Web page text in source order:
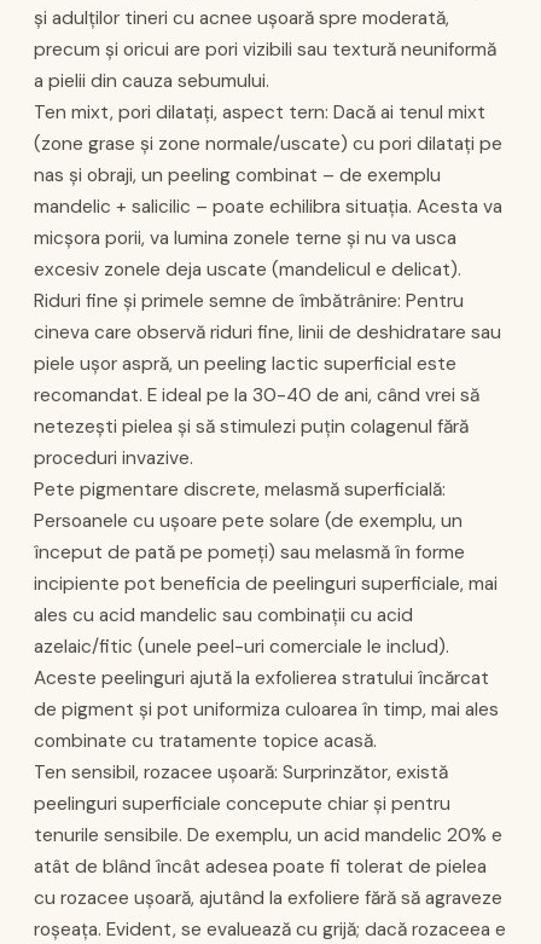
și adulților tineri cu acnee ușoară spre moderată,
precum și oricui are pori vizibili sau textură neuniformă
a pielii din cauza sebumului.
Ten mixt, pori dilatați, aspect tern: Dacă ai tenul mixt
(zone grase și zone normale/uscate) cu pori dilatați pe
nas și obraji, un peeling combinat – de exemplu
mandelic + salicilic – poate echilibra situația. Acesta va
micșora porii, va lumina zonele terne și nu va usca
excesiv zonele deja uscate (mandelicul e delicat).
Riduri fine și primele semne de îmbătrânire: Pentru
cineva care observă riduri fine, linii de deshidratare sau
piele ușor aspră, un peeling lactic superficial este
recomandat. E ideal pe la 30-40 de ani, când vrei să
netezești pielea și să stimulezi puțin colagenul fără
proceduri invazive.
Pete pigmentare discrete, melasmă superficială:
Persoanele cu ușoare pete solare (de exemplu, un
început de pată pe pomeți) sau melasmă în forme
incipiente pot beneficia de peelinguri superficiale, mai
ales cu acid mandelic sau combinații cu acid
azelaic/fitic (unele peel-uri comerciale le includ).
Aceste peelinguri ajută la exfolierea stratului încărcat
de pigment și pot uniformiza culoarea în timp, mai ales
combinate cu tratamente topice acasă.
Ten sensibil, rozacee ușoară: Surprinzător, există
peelinguri superficiale concepute chiar și pentru
tenurile sensibile. De exemplu, un acid mandelic 20% e
atât de blând încât adesea poate fi tolerat de pielea
cu rozacee ușoară, ajutând la exfoliere fără să agraveze
roșeața. Evident, se evaluează cu grijă; dacă rozaceea e